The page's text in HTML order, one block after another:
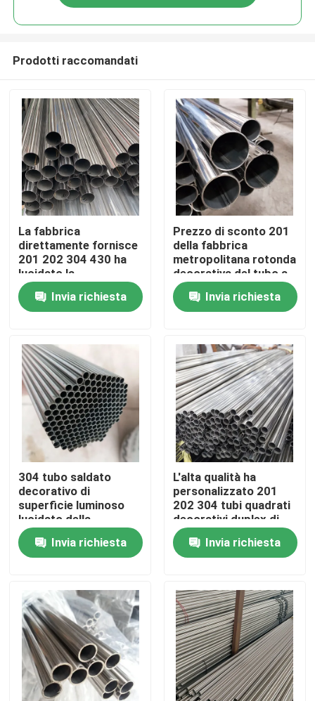
Casa
Contatti
Prodotti
Video
Bobina di acciaio inossidabile
striscia di acciaio inossidabile
Piatto dello strato di acciaio inossidabile
strato decorativo di acciaio inossidabile
Acciaio inossidabile resistente all' ingiallimento
Prodotti raccomandati
La fabbrica
direttamente fornisce
201 202 304 430 ha
lucidato la
metropolitana
decorativa saldata ed i
tubi di acciaio
Invia richiesta
Prezzo di sconto 201
della fabbrica
metropolitana rotonda
decorativa del tubo a
2,5 pollici di acciaio
inossidabile 202 304
304l
Invia richiesta
304 tubo saldato
decorativo di
superficie luminoso
lucidato della
metropolitana di
acciaio inossidabile di
304L 100mm 110mm
Invia richiesta
L'alta qualità ha
personalizzato 201
202 304 tubi quadrati
decorativi duplex di
acciaio inossidabile
Invia richiesta